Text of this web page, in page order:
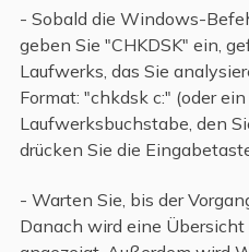
- Sobald die Windows-
geben Sie "CHKDSK" ein,
Laufwerks, das Sie
Format: "chkdsk c:" (oder
Laufwerksbuchstabe, den
drücken Sie die
- Warten Sie, bis der
Danach wird eine